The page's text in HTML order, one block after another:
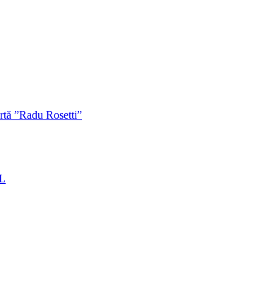
”Radu Rosetti”